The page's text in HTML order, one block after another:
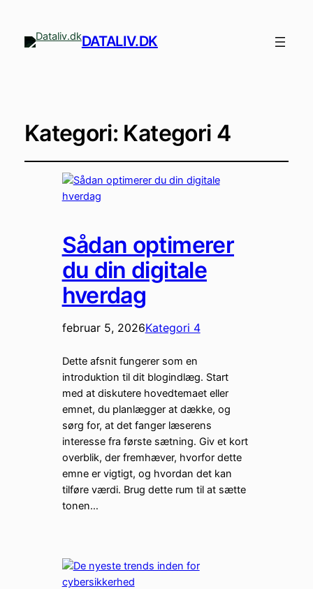
DATALIV.DK
Kategori: Kategori 4
Sådan optimerer
du din digitale
hverdag
februar 5, 2026Kategori 4
Dette afsnit fungerer som en
introduktion til dit blogindlæg. Start
med at diskutere hovedtemaet eller
emnet, du planlægger at dække, og
sørg for, at det fanger læserens
interesse fra første sætning. Giv et kort
overblik, der fremhæver, hvorfor dette
emne er vigtigt, og hvordan det kan
tilføre værdi. Brug dette rum til at sætte
tonen…